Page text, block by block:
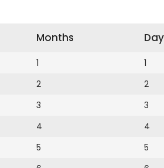
Months
1
2
3
4
5
1
2
3
4
5